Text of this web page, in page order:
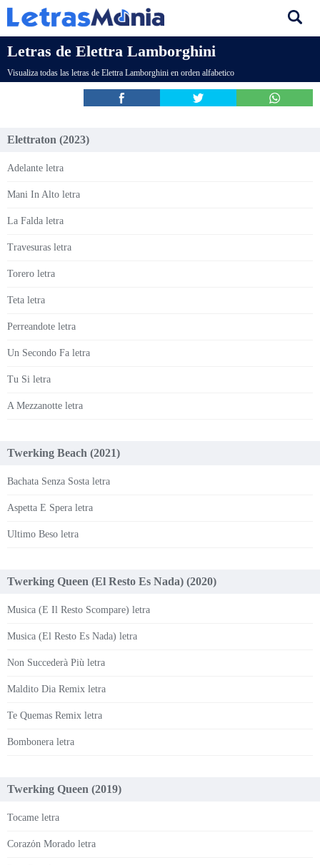
Letras de Elettra Lamborghini
Visualiza todas las letras de Elettra Lamborghini en orden alfabetico
Elettraton (2023)
Adelante letra
Mani In Alto letra
La Falda letra
Travesuras letra
Torero letra
Teta letra
Perreandote letra
Un Secondo Fa letra
Tu Si letra
A Mezzanotte letra
Twerking Beach (2021)
Bachata Senza Sosta letra
Aspetta E Spera letra
Ultimo Beso letra
Twerking Queen (El Resto Es Nada) (2020)
Musica (E Il Resto Scompare) letra
Musica (El Resto Es Nada) letra
Non Succederà Più letra
Maldito Dia Remix letra
Te Quemas Remix letra
Bombonera letra
Twerking Queen (2019)
Tocame letra
Corazόn Morado letra